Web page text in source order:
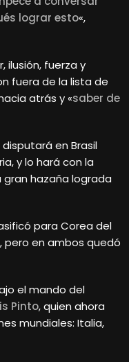
lograr esto«,
ilusión, fuerza y
fuera de la lista de
atrás y «saber de
en Brasil
y lo hará con la
gran hazaña lograda
para Corea del
pero en ambos quedó
el mando del
Pinto, quien ahora
mundiales: Italia,